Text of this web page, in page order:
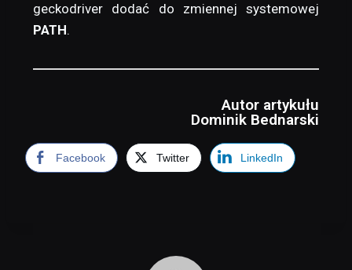
geckodriver dodać do zmiennej systemowej
PATH.
Autor artykułu
Dominik Bednarski
Facebook Twitter LinkedIn